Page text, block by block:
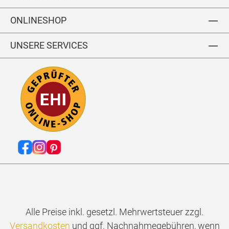
ONLINESHOP
UNSERE SERVICES
Alle Preise inkl. gesetzl. Mehrwertsteuer zzgl.
Versandkosten und ggf. Nachnahmegebühren, wenn